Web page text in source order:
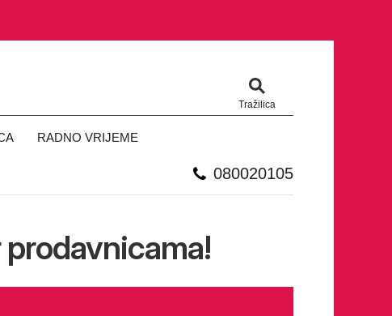
Tražilica
RADNO VRIJEME
080020105